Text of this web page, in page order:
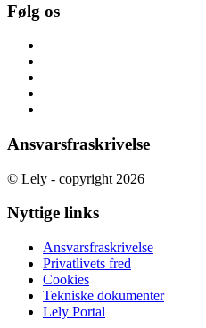
Følg os
Ansvarsfraskrivelse
© Lely - copyright 2026
Nyttige links
Ansvarsfraskrivelse
Privatlivets fred
Cookies
Tekniske dokumenter
Lely Portal